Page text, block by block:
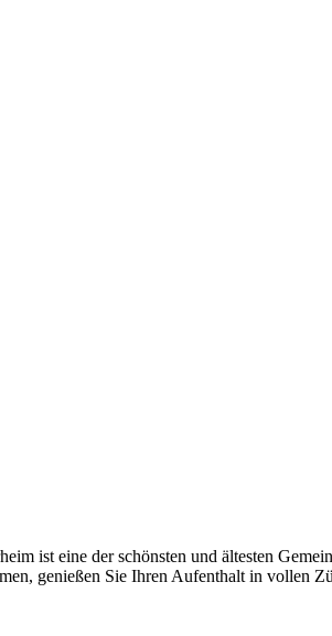
ist eine der schönsten und ältesten
genießen Sie Ihren Aufenthalt in vollen